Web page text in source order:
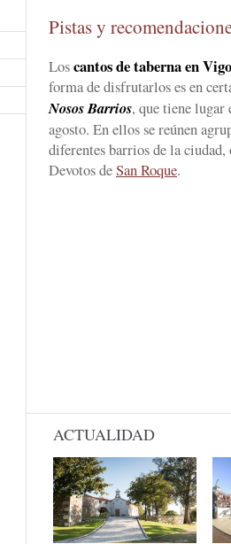
Pistas y
Loscantos de taberna en
forma de disfrutarlos es en
Nosos Barrios, que tiene lugar
agosto. En ellos se reúnen
diferentes barrios de la
Devotos deSan Roque.
ACTUALIDAD